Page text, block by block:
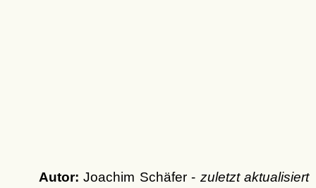
Autor: Joachim Schäfer - zuletzt aktualisiert